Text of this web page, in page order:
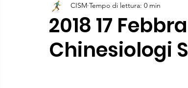
Salute & Benessere Sport & Performance
Chinesiologia Clinica Sport Management
2018 17
Chinesiologi
CISM Tempo di lettura: 0 min